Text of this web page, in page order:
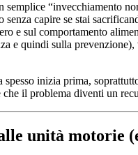
“invecchiamento
capire se stai
e sul comportamento
e quindi sulla prevenzione),
inizia prima,
il problema diventi un
unità motorie